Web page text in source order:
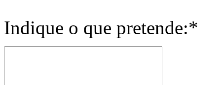
Indique o que pretende:*